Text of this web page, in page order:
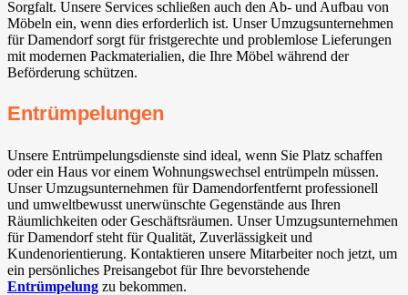
Sorgfalt. Unsere Services schließen auch den Ab- und Aufbau von
Möbeln ein, wenn dies erforderlich ist. Unser Umzugsunternehmen
für Damendorf sorgt für fristgerechte und problemlose Lieferungen
mit modernen Packmaterialien, die Ihre Möbel während der
Beförderung schützen.
Entrümpelungen
Unsere Entrümpelungsdienste sind ideal, wenn Sie Platz schaffen
oder ein Haus vor einem Wohnungswechsel entrümpeln müssen.
Unser Umzugsunternehmen für Damendorfentfernt professionell
und umweltbewusst unerwünschte Gegenstände aus Ihren
Räumlichkeiten oder Geschäftsräumen. Unser Umzugsunternehmen
für Damendorf steht für Qualität, Zuverlässigkeit und
Kundenorientierung. Kontaktieren unsere Mitarbeiter noch jetzt, um
ein persönliches Preisangebot für Ihre bevorstehende
Entrümpelung zu bekommen.